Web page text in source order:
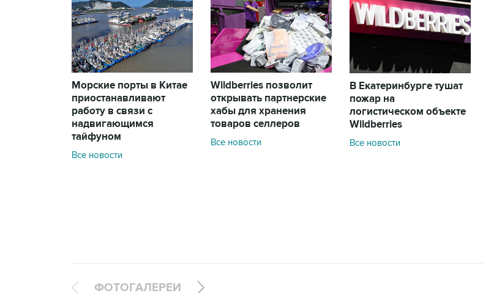
Морские порты в Китае
приостанавливают
работу в связи с
надвигающимся
тайфуном
Все новости
Wildberries позволит
открывать партнерские
хабы для хранения
товаров селлеров
Все новости
В Екатеринбурге тушат
пожар на
логистическом объекте
Wildberries
Все новости
ФОТОГАЛЕРЕИ